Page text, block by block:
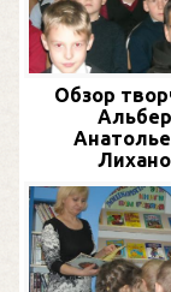
Обзор